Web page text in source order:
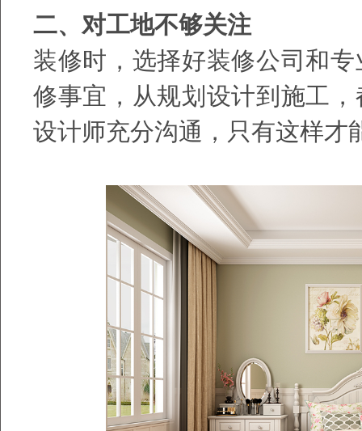
二、对工地不够关注
装修时，选择好装修公司和
修事宜，从规划设计到施工
设计师充分沟通，只有这样才